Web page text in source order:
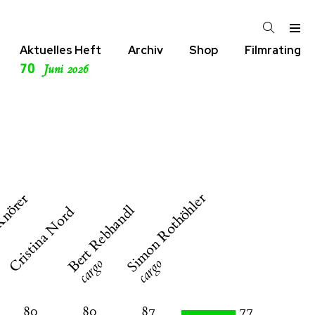
Aktuelles Heft
70 Juni 2026
Archiv Shop Filmrating
Cristina NordBert Rebhandl
cargo Simon Rothöhler
cargo
80 80 87 77